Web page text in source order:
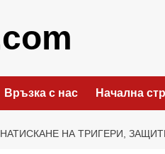
Връзка с нас Начална
НАТИСКАНЕ НА ТРИГЕРИ,